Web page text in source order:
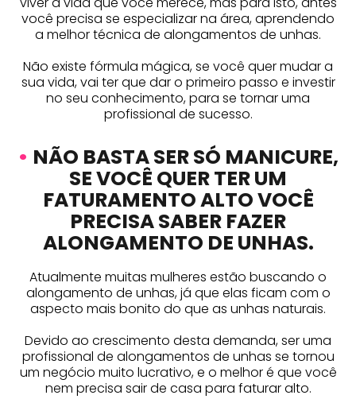
você precisa se especializar na área, aprendendo
a melhor técnica de alongamentos de unhas.
Não existe fórmula mágica, se você quer mudar a
sua vida, vai ter que dar o primeiro passo e investir
no seu conhecimento, para se tornar uma
profissional de sucesso.
• NÃO BASTA SER SÓ MANICURE,
SE VOCÊ QUER TER UM
FATURAMENTO ALTO VOCÊ
PRECISA SABER FAZER
ALONGAMENTO DE UNHAS.
Atualmente muitas mulheres estão buscando o
alongamento de unhas, já que elas ficam com o
aspecto mais bonito do que as unhas naturais.
Devido ao crescimento desta demanda, ser uma
profissional de alongamentos de unhas se tornou
um negócio muito lucrativo, e o melhor é que você
nem precisa sair de casa para faturar alto.